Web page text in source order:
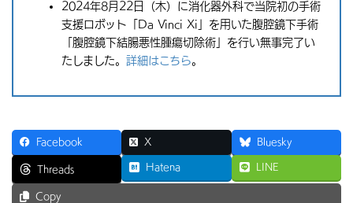
2024年8月22日（木）に消化器外科で当院初の手術
支援ロボット「Da Vinci Xi」を用いた腹腔鏡下手術
「腹腔鏡下結腸悪性腫瘍切除術」を行い無事完了い
たしました。 詳細はこちら。
Facebook X Bluesky
Threads Hatena LINE
Copy